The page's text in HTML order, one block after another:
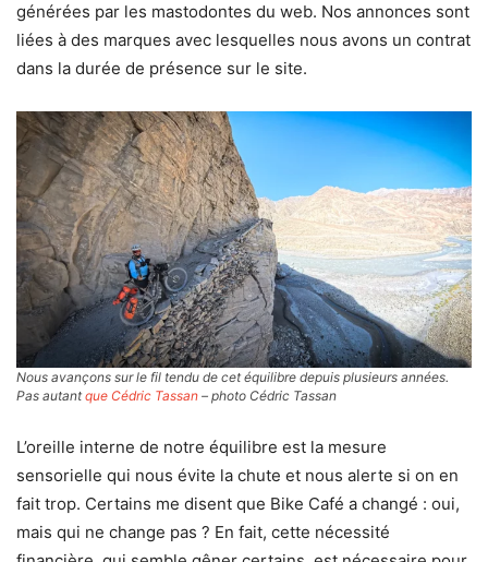
générées par les mastodontes du web. Nos annonces sont
liées à des marques avec lesquelles nous avons un contrat
dans la durée de présence sur le site.
Nous avançons sur le fil tendu de cet équilibre depuis plusieurs années.
Pas autantque Cédric Tassan – photo Cédric Tassan
L’oreille interne de notre équilibre est la mesure
sensorielle qui nous évite la chute et nous alerte si on en
fait trop. Certains me disent que Bike Café a changé : oui,
mais qui ne change pas ? En fait, cette nécessité